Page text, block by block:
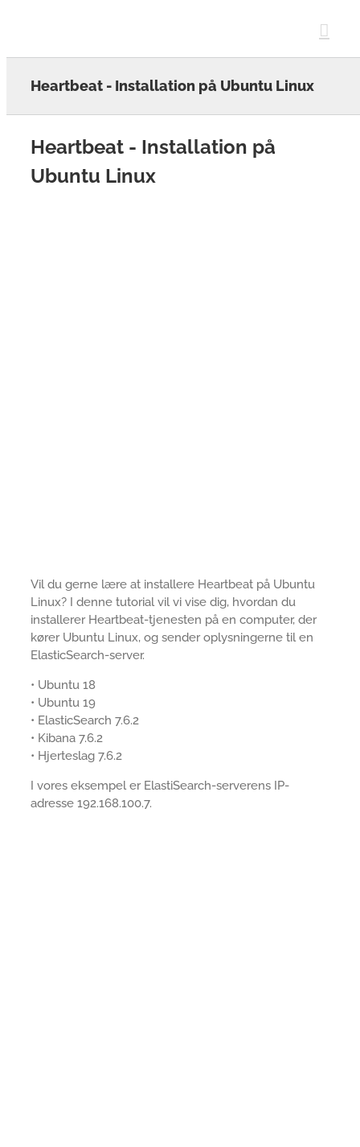
Heartbeat - Installation på Ubuntu Linux
Heartbeat - Installation på
Ubuntu Linux
Vil du gerne lære at installere Heartbeat på Ubuntu
Linux? I denne tutorial vil vi vise dig, hvordan du
installerer Heartbeat-tjenesten på en computer, der
kører Ubuntu Linux, og sender oplysningerne til en
ElasticSearch-server.
• Ubuntu 18
• Ubuntu 19
• ElasticSearch 7.6.2
• Kibana 7.6.2
• Hjerteslag 7.6.2
I vores eksempel er ElastiSearch-serverens IP-
adresse 192.168.100.7.